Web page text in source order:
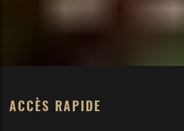
ACCÈS RAPIDE